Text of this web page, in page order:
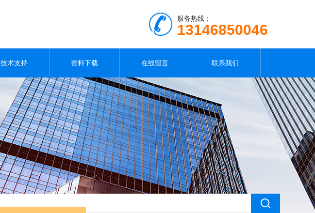
服务热线：
13146850046
技术支持 资料下载 在线留言 联系我们